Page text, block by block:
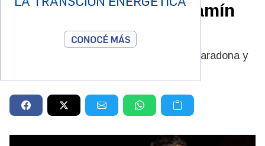
de cumpleaños a Benjamín
de 30 millones
El regalo de 30 millones que Gianinna Maradona y